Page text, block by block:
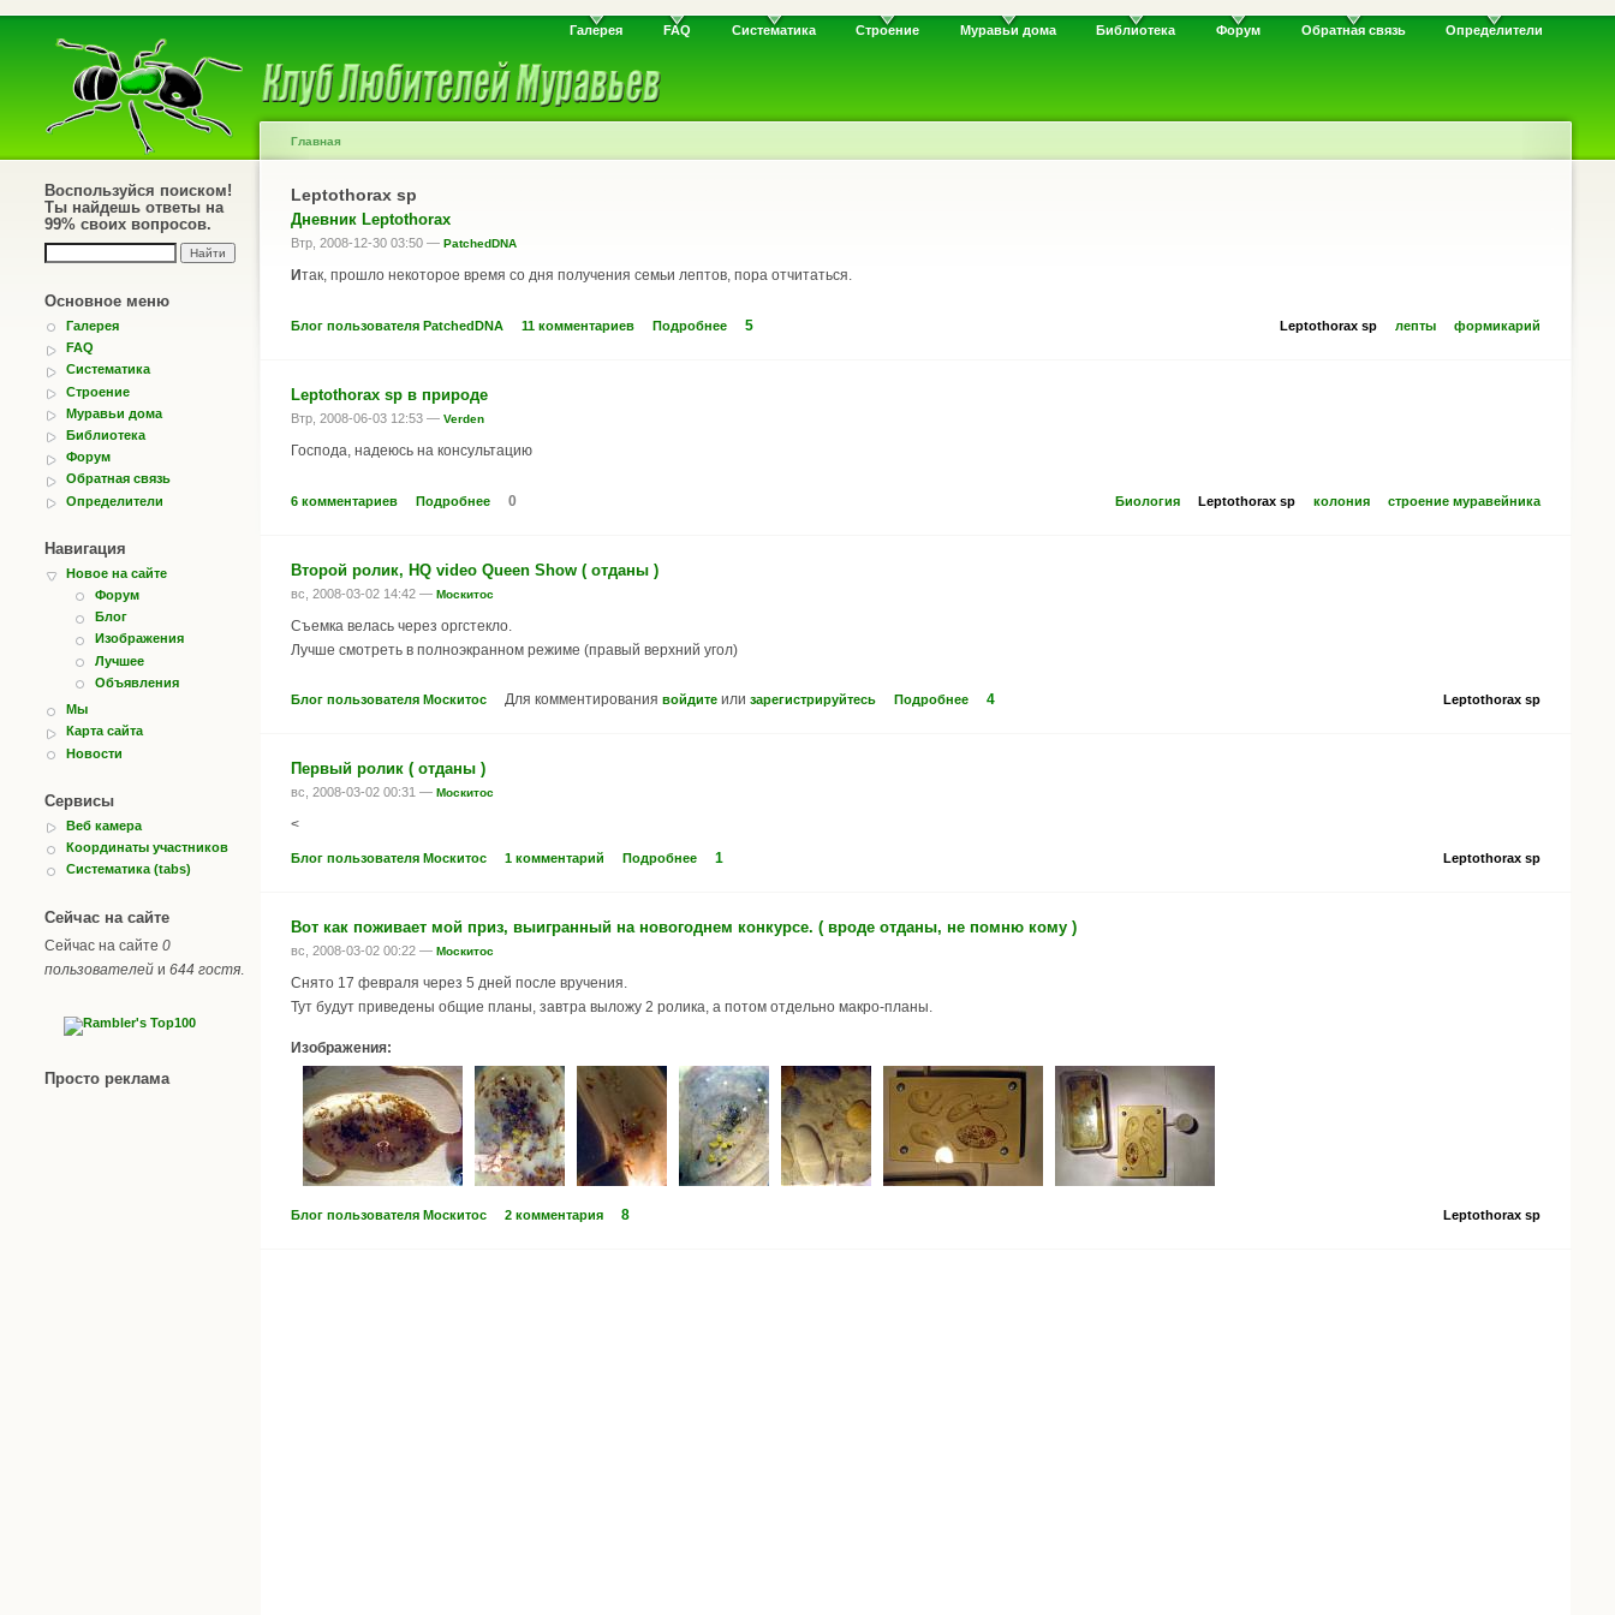
Галерея FAQ Систематика Строение Муравьи дома Библиотека Форум Обратная связь Определители
Воспользуйся поиском!
Ты найдешь ответы на
99% своих вопросов.
Основное меню
Галерея
FAQ
Систематика
Строение
Муравьи дома
Библиотека
Форум
Обратная связь
Определители
Навигация
Новое на сайте
Форум
Блог
Изображения
Лучшее
Объявления
Мы
Карта сайта
Новости
Сервисы
Веб камера
Координаты участников
Систематика (tabs)
Сейчас на сайте
Сейчас на сайте 0
пользователей и 644 гостя
Просто реклама
Главная
Leptothorax sp
Дневник Leptothorax
Втр, 2008-12-30 03:50 — PatchedDNA
Итак, прошло некоторое время со дня получения семьи лептов, пора отчитаться.
Leptothorax sp лепты формикарий
Блог пользователя PatchedDNA 11 комментариев Подробнее 5
Leptothorax sp в природе
Втр, 2008-06-03 12:53 — Verden
Господа, надеюсь на консультацию
Биология Leptothorax sp колония строение муравейника
6 комментариев Подробнее 0
Второй ролик, HQ video Queen Show ( отданы )
вс, 2008-03-02 14:42 — Москитос
Съемка велась через оргстекло.
Лучше смотреть в полноэкранном режиме (правый верхний угол)
Leptothorax sp
Блог пользователя Москитос Для комментирования войдите или зарегистрируйтесь Подробнее 4
Первый ролик ( отданы )
вс, 2008-03-02 00:31 — Москитос
<
Leptothorax sp
Блог пользователя Москитос 1 комментарий Подробнее 1
Вот как поживает мой приз, выигранный на новогоднем конкурсе. ( вроде отданы, не помню кому )
вс, 2008-03-02 00:22 — Москитос
Снято 17 февраля через 5 дней после вручения.
Тут будут приведены общие планы, завтра выложу 2 ролика, а потом отдельно макро-планы.
Изображения:
Leptothorax sp
Блог пользователя Москитос 2 комментария 8